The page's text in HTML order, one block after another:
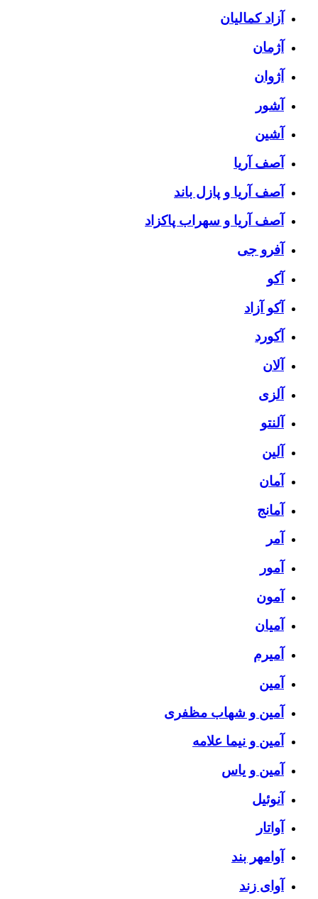
آزاد کمالیان
آژمان
آژوان
آشور
آشین
آصف آریا
آصف آریا و پازل باند
آصف آریا و سهراب پاکزاد
آفرو جی
آکو
آکو آزاد
آکورد
آلان
آلزی
آلنتو
آلین
آمان
آمانج
آمر
آمور
آمون
آمیان
آمیرم
آمین
آمین و شهاب مظفری
آمین و نیما علامه
آمین و یاس
آنوئیل
آواتار
آوامهر بند
آوای زند